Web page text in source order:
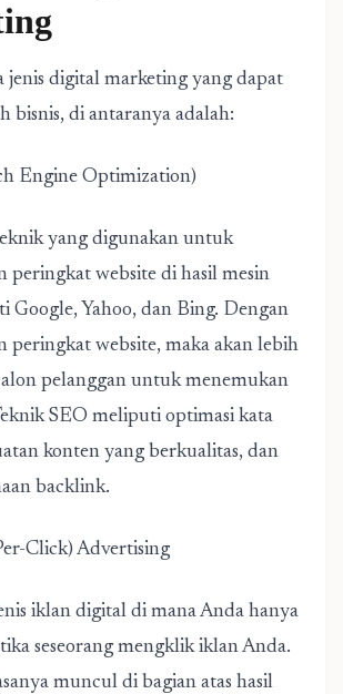
jenis digital marketing yang dapat
bisnis, di antaranya adalah:
Engine Optimization)
yang digunakan untuk
peringkat website di hasil mesin
Google, Yahoo, dan Bing. Dengan
peringkat website, maka akan lebih
pelanggan untuk menemukan
SEO meliputi optimasi kata
konten yang berkualitas, dan
backlink.
Click) Advertising
iklan digital di mana Anda hanya
seseorang mengklik iklan Anda.
muncul di bagian atas hasil